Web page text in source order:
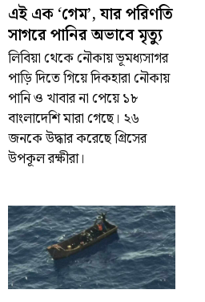
এই এক ‘গেম’, যার পরিণতি
সাগরে পানির অভাবে মৃত্যু
লিবিয়া থেকে নৌকায় ভূমধ্যসাগর
পাড়ি দিতে গিয়ে দিকহারা নৌকায়
পানি ও খাবার না পেয়ে ১৮
বাংলাদেশি মারা গেছে। ২৬
জনকে উদ্ধার করেছে গ্রিসের
উপকূল রক্ষীরা।